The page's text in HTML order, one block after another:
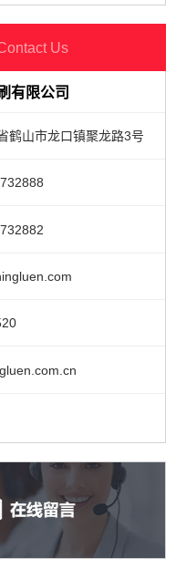
Us
有限公司
鹤山市龙口镇聚龙路3号